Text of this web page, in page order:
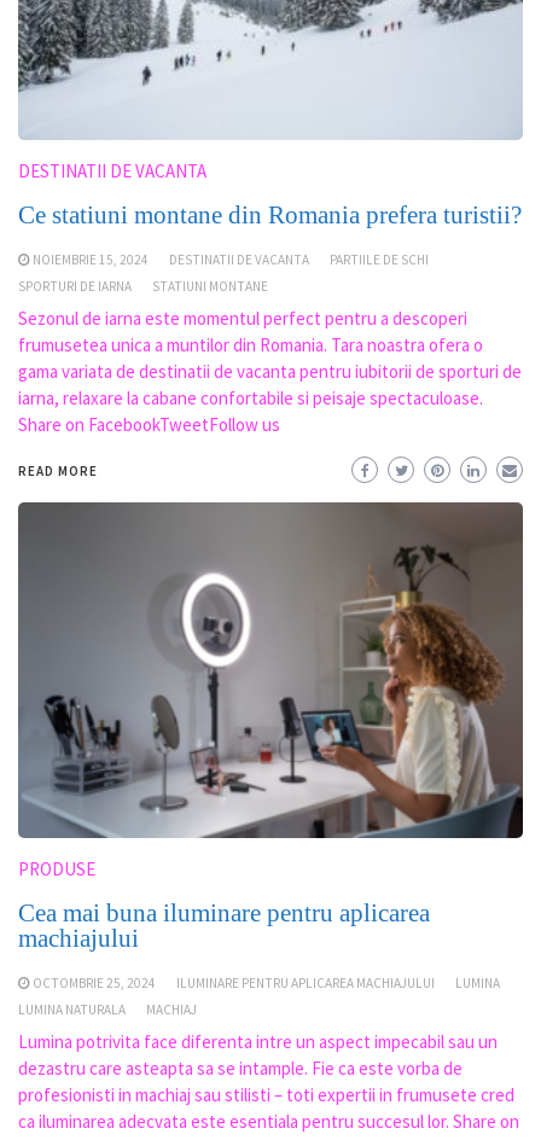
DESTINATII DE VACANTA
Ce statiuni montane din Romania prefera turistii?
NOIEMBRIE 15, 2024 DESTINATII DE VACANTA
PARTIILE DE SCHI
SPORTURI DE IARNA
STATIUNI MONTANE
Sezonul de iarna este momentul perfect pentru a descoperi
frumusetea unica a muntilor din Romania. Tara noastra ofera o
gama variata de destinatii de vacanta pentru iubitorii de sporturi de
iarna, relaxare la cabane confortabile si peisaje spectaculoase.
Share on FacebookTweetFollow us
READ MORE
PRODUSE
Cea mai buna iluminare pentru aplicarea
machiajului
OCTOMBRIE 25, 2024 ILUMINARE PENTRU APLICAREA MACHIAJULUI
LUMINA
LUMINA NATURALA
MACHIAJ
Lumina potrivita face diferenta intre un aspect impecabil sau un
dezastru care asteapta sa se intample. Fie ca este vorba de
profesionisti in machiaj sau stilisti – toti expertii in frumusete cred
ca iluminarea adecvata este esentiala pentru succesul lor. Share on